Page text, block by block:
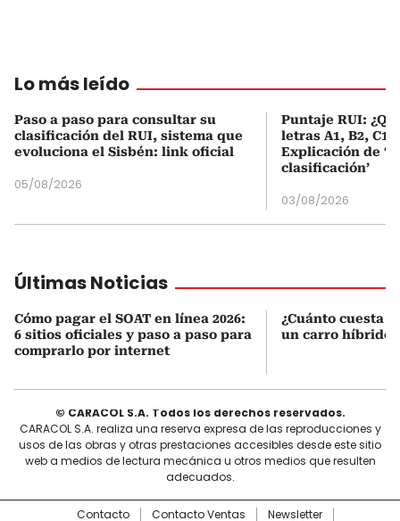
Lo más leído
Paso a paso para consultar su
clasificación del RUI, sistema que
evoluciona el Sisbén: link oficial
05/08/2026
Puntaje RUI:
letras A1, B2, C1
Explicación de
clasificación’
03/08/2026
Últimas Noticias
Cómo pagar el SOAT en línea 2026:
6 sitios oficiales y paso a paso para
comprarlo por internet
¿Cuánto cuesta
un carro híbrido
© CARACOL S.A. Todos los derechos reservados.
CARACOL S.A. realiza una reserva expresa de las reproducciones y
usos de las obras y otras prestaciones accesibles desde este sitio
web a medios de lectura mecánica u otros medios que resulten
adecuados.
Contacto Contacto Ventas Newsletter